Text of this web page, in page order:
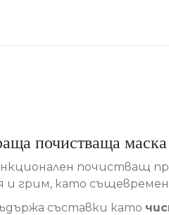
почистваща маска
почистващ
и грим, като
съставки като